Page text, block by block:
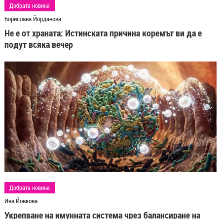
Добрата новина
Борислава Йорданова
Не е от храната: Истинската причина коремът ви да е
подут всяка вечер
Добрата новина
Ива Йовкова
Укрепване на имунната система чрез балансиране на